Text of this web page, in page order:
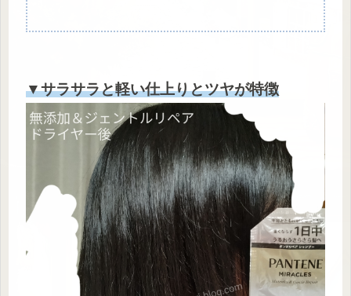
▼サラサラと軽い仕上りとツヤが特徴